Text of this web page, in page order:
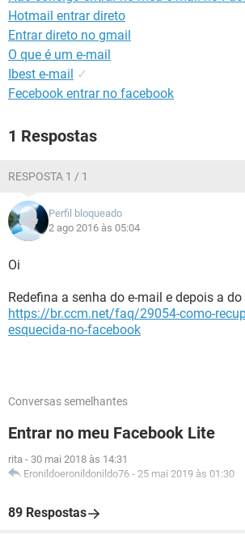
Hotmail entrar direto
Entrar direto no gmail
O que é um e-mail
Ibest e-mail ✓
Fecebook entrar no facebook
1 Respostas
RESPOSTA 1 / 1
Perfil bloqueado
2 ago 2016 às 05:04
Oi
Redefina a senha do e-mail e depois a do
https://br.ccm.net/faq/29054-como-
esquecida-no-facebook
Conversas semelhantes
Entrar no meu Facebook Lite
rita - 30 mai 2018 às 14:31
Eronildoeronildonildo76 - 25 mai 2019 às 01:30
89 Respostas